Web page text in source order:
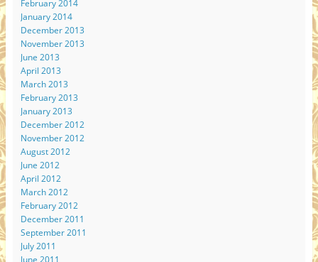
February 2014
January 2014
December 2013
November 2013
June 2013
April 2013
March 2013
February 2013
January 2013
December 2012
November 2012
August 2012
June 2012
April 2012
March 2012
February 2012
December 2011
September 2011
July 2011